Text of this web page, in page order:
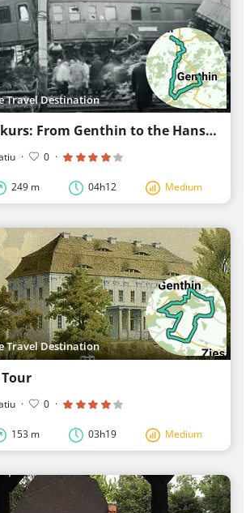
Travel Destination
Altmarkrundkurs: From Genthin to the Hanseatic city of Tangermünde
· 0 ·
249 m 04h12 Medium
Travel Destination
· 0 ·
153 m 03h19 Medium